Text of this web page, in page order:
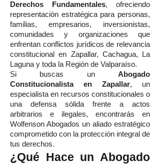
Derechos Fundamentales, ofreciendo
representación estratégica para personas,
familias, empresarios, inversionistas,
comunidades y organizaciones que
enfrentan conflictos jurídicos de relevancia
constitucional en Zapallar, Cachagua, La
Laguna y toda la Región de Valparaíso.
Si buscas un Abogado
Constitucionalista en Zapallar, un
especialista en recursos constitucionales o
una defensa sólida frente a actos
arbitrarios e ilegales, encontrarás en
Wolfenson Abogados un aliado estratégico
comprometido con la protección integral de
tus derechos.
¿Qué Hace un Abogado